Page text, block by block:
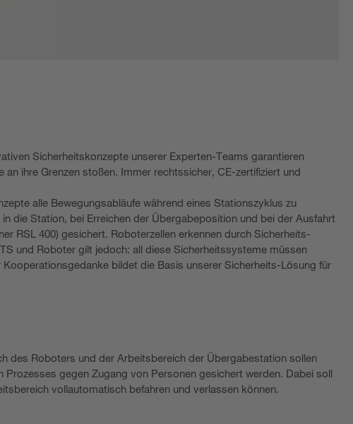
Sicherheitskonzepte unserer Experten-Teams garantieren
ihre Grenzen stoßen. Immer rechtssicher, CE-zertifiziert und
alle Bewegungsabläufe während eines Stationszyklus zu
die Station, bei Erreichen der Übergabeposition und bei der Ausfahrt
RSL 400) gesichert. Roboterzellen erkennen durch Sicherheits-
und Roboter gilt jedoch: all diese Sicherheitssysteme müssen
bildet die Basis unserer Sicherheits-Lösung für
des Roboters und der Arbeitsbereich der Übergabestation sollen
Prozesses gegen Zugang von Personen gesichert werden. Dabei soll
vollautomatisch befahren und verlassen können.